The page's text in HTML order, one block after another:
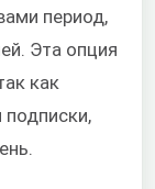
период,
Эта опция
как
подписки,